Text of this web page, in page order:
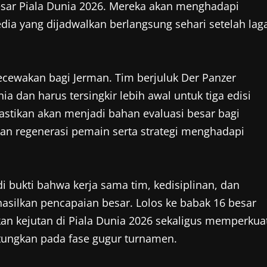
Piala Dunia 2026. Mereka akan menghadapi
yang dijadwalkan berlangsung sehari setelah
bagi Jerman. Tim berjuluk Der Panzer
dan harus tersingkir lebih awal untuk tiga edisi
akan menjadi bahan evaluasi besar bagi
regenerasi pemain serta strategi menghadapi
bukti bahwa kerja sama tim, kedisiplinan, dan
pencapaian besar. Lolos ke babak 16 besar
kejutan di Piala Dunia 2026 sekaligus
pada fase gugur turnamen.